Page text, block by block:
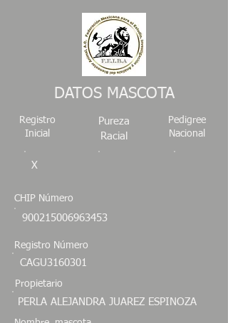
DATOS MASCOTA
Registro
Inicial
X
Pureza
Racial
Pedigree
Nacional
CHIP Número
900215006963453
Registro Número
CAGU3160301
Propietario
PERLA ALEJANDRA JUAREZ ESPINOZA